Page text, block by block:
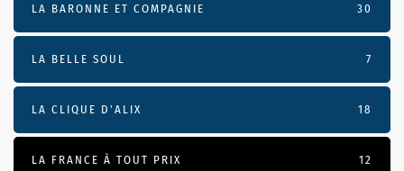
LA BARONNE ET COMPAGNIE 30
LA BELLE SOUL 7
LA CLIQUE D'ALIX 18
LA FRANCE À TOUT PRIX 12